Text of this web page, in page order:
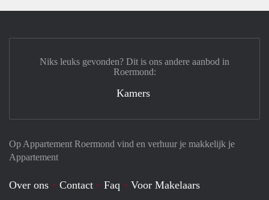
Op Appartement Roermond vind en verhuur je makkelijk je
Appartement
Over ons Contact Faq Voor Makelaars
Niks leuks gevonden? Dit is ons andere aanbod in
Roermond:
Kamers